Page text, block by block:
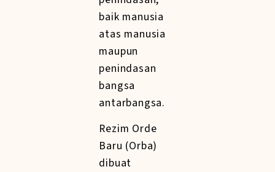
baik manusia
atas manusia
maupun
penindasan
bangsa
antarbangsa.
Rezim Orde
Baru (Orba)
dibuat